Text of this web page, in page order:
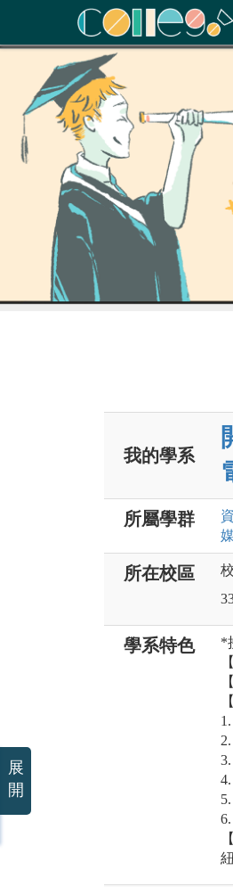
ColleGo! 大學選才與高
我的學系
所屬學群
所在校區
學系特色
*
展
開